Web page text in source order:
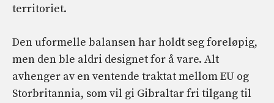
territoriet.
Den uformelle balansen har holdt seg foreløpig,
men den ble aldri designet for å vare. Alt
avhenger av en ventende traktat mellom EU og
Storbritannia, som vil gi Gibraltar fri tilgang til